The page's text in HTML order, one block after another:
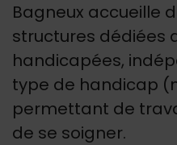
Bagneux accueille
structures dédiées
handicapées,
type de handicap
permettant de
de se soigner.